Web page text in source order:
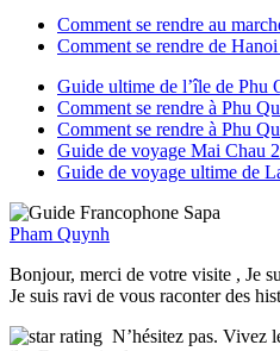
Comment se rendre au
Comment se rendre de Hanoi
Guide ultime de l’île de Phu
Comment se rendre à Phu
Comment se rendre à Phu
Guide de voyage Mai Chau
Guide de voyage ultime de
Pham Quynh
Bonjour, merci de votre visite , Je
Je suis ravi de vous raconter des
N’hésitez pas. Vivez